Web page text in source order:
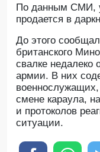
По данным СМИ,
продается в
До этого
британского
свалке недалеко
армии. В них
смене караула,
и протоколов
ситуации.